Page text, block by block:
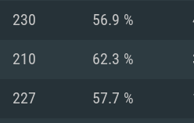
230 56.9 %
210 62.3 %
227 57.7 %